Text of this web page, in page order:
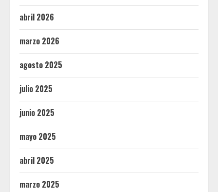
abril 2026
marzo 2026
agosto 2025
julio 2025
junio 2025
mayo 2025
abril 2025
marzo 2025